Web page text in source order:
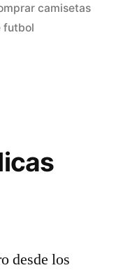
camisetas
futbol
desde los